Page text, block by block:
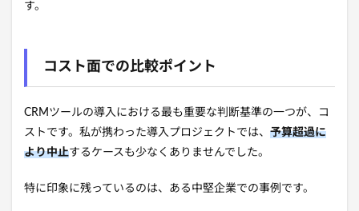
す。
コスト面での比較ポイント
CRMツールの導入における最も重要な判断基準の一つが、コ
ストです。私が携わった導入プロジェクトでは、 予算超過に
より中止するケースも少なくありませんでした。
特に印象に残っているのは、ある中堅企業での事例です。